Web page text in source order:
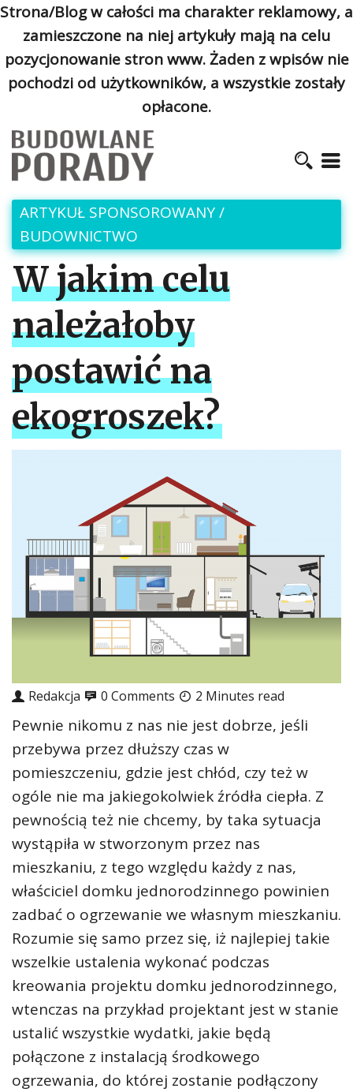
Strona/Blog w całości ma charakter reklamowy, a
zamieszczone na niej artykuły mają na celu
pozycjonowanie stron www. Żaden z wpisów nie
pochodzi od użytkowników, a wszystkie zostały
opłacone.
ARTYKUŁ SPONSOROWANY/
BUDOWNICTWO
W jakim celu
należałoby
postawić na
ekogroszek?
Redakcja 0 Comments 2 Minutes read
Pewnie nikomu z nas nie jest dobrze, jeśli
przebywa przez dłuższy czas w
pomieszczeniu, gdzie jest chłód, czy też w
ogóle nie ma jakiegokolwiek źródła ciepła. Z
pewnością też nie chcemy, by taka sytuacja
wystąpiła w stworzonym przez nas
mieszkaniu, z tego względu każdy z nas,
właściciel domku jednorodzinnego powinien
zadbać o ogrzewanie we własnym mieszkaniu.
Rozumie się samo przez się, iż najlepiej takie
wszelkie ustalenia wykonać podczas
kreowania projektu domku jednorodzinnego,
wtenczas na przykład projektant jest w stanie
ustalić wszystkie wydatki, jakie będą
połączone z instalacją środkowego
ogrzewania, do której zostanie podłączony